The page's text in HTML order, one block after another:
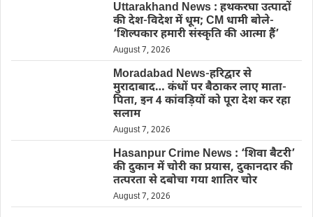
Uttarakhand News : हथकरघा उत्पादों
की देश-विदेश में धूम; CM धामी बोले-
‘शिल्पकार हमारी संस्कृति की आत्मा हैं’
August 7, 2026
Moradabad News-हरिद्वार से
मुरादाबाद… कंधों पर बैठाकर लाए माता-
पिता, इन 4 कांवड़ियों को पूरा देश कर रहा
सलाम
August 7, 2026
Hasanpur Crime News : ‘शिवा बैटरी’
की दुकान में चोरी का प्रयास, दुकानदार की
तत्परता से दबोचा गया शातिर चोर
August 7, 2026